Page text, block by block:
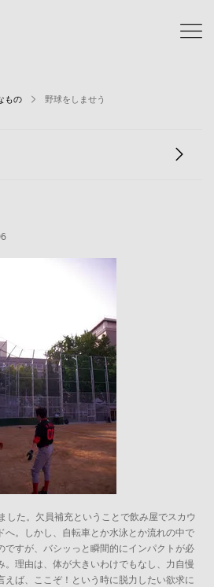
もの 野球をしませう
した。欠員補充ということで飲み屋でスカウ
へ。しかし、自転車とか水泳とか流れの中で
ですが、バシッっと瞬間的にインパクトが必
。理由は、体が大きいわけでもなし、力自慢
えば、ここぞ！という時に脱力したい欲求に